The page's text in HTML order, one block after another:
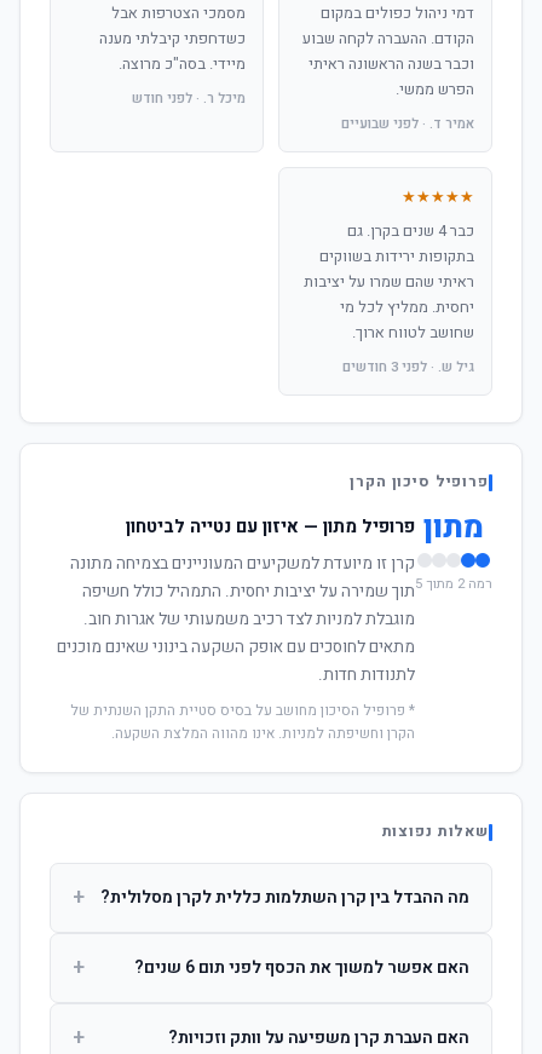
דמי ניהול כפולים במקום
הקודם. ההעברה לקחה שבוע
וכבר בשנה הראשונה ראיתי
הפרש ממשי.
אמיר ד. · לפני שבועיים
מסמכי הצטרפות אבל
כשדחפתי קיבלתי מענה
מיידי. בסה"כ מרוצה.
מיכל ר. · לפני חודש
★★★★★
כבר 4 שנים בקרן. גם
בתקופות ירידות בשווקים
ראיתי שהם שמרו על יציבות
יחסית. ממליץ לכל מי
שחושב לטווח ארוך.
גיל ש. · לפני 3 חודשים
פרופיל סיכון הקרן
מתון
רמה 2 מתוך 5
פרופיל מתון — איזון עם נטייה לביטחון
קרן זו מיועדת למשקיעים המעוניינים בצמיחה מתונה
תוך שמירה על יציבות יחסית. התמהיל כולל חשיפה
מוגבלת למניות לצד רכיב משמעותי של אגרות חוב.
מתאים לחוסכים עם אופק השקעה בינוני שאינם מוכנים
לתנודות חדות.
* פרופיל הסיכון מחושב על בסיס סטיית התקן השנתית של
הקרן וחשיפתה למניות. אינו מהווה המלצת השקעה.
שאלות נפוצות
מה ההבדל בין קרן השתלמות כללית לקרן מסלולית? +
ההשקעות. קרן מסלולית עוקבת אחרי מדד ספציפי ומאפשרת
האם אפשר למשוך את הכסף לפני תום 6 שנים? +
הרווחים. לאחר 6 שנים ניתן למשוך פטור ממס עד לתקרה
האם העברת קרן משפיעה על וותק וזכויות? +